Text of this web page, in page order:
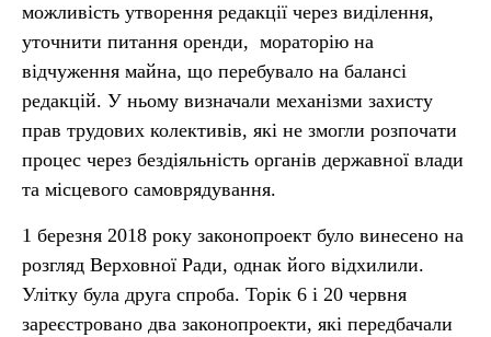
можливість утворення редакції через виділення,
уточнити питання оренди, мораторію на
відчуження майна, що перебувало на балансі
редакцій. У ньому визначали механізми захисту
прав трудових колективів, які не змогли розпочати
процес через бездіяльність органів державної влади
та місцевого самоврядування.
1 березня 2018 року законопроект було винесено на
розгляд Верховної Ради, однак його відхилили.
Улітку була друга спроба. Торік 6 і 20 червня
зареєстровано два законопроекти, які передбачали